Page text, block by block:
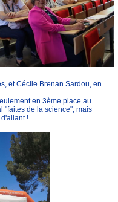
et Cécile Brenan Sardou, en
en 3ème place au
"faites de la science", mais
!